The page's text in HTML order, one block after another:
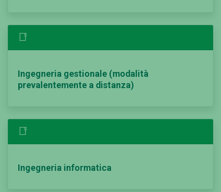
Ingegneria gestionale (modalità
prevalentemente a distanza)
Ingegneria informatica